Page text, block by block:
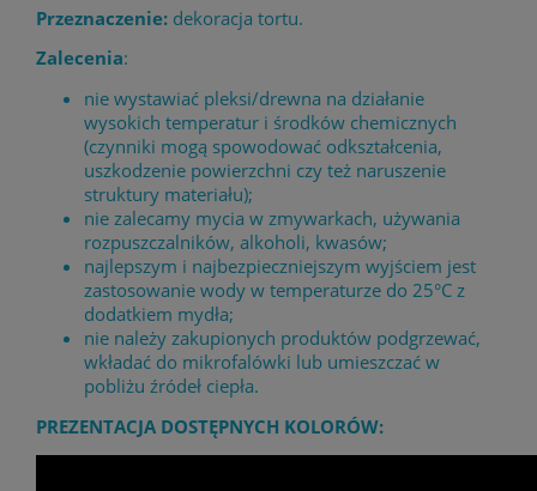
Przeznaczenie: dekoracja tortu.
Zalecenia:
nie wystawiać pleksi/drewna na działanie
wysokich temperatur i środków chemicznych
(czynniki mogą spowodować odkształcenia,
uszkodzenie powierzchni czy też naruszenie
struktury materiału);
nie zalecamy mycia w zmywarkach, używania
rozpuszczalników, alkoholi, kwasów;
najlepszym i najbezpieczniejszym wyjściem jest
zastosowanie wody w temperaturze do 25°C z
dodatkiem mydła;
nie należy zakupionych produktów podgrzewać,
wkładać do mikrofalówki lub umieszczać w
pobliżu źródeł ciepła.
PREZENTACJA DOSTĘPNYCH KOLORÓW: